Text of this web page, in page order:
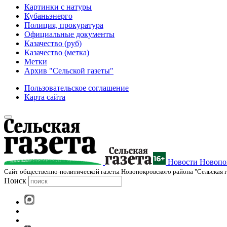
Картинки с натуры
Кубаньэнерго
Полиция, прокуратура
Официальные документы
Казачество (руб)
Казачество (метка)
Метки
Архив "Сельской газеты"
Пользовательское соглашение
Карта сайта
Новости
Cайт общественно-политической газеты Новопокровского района "Сельская
Поиск